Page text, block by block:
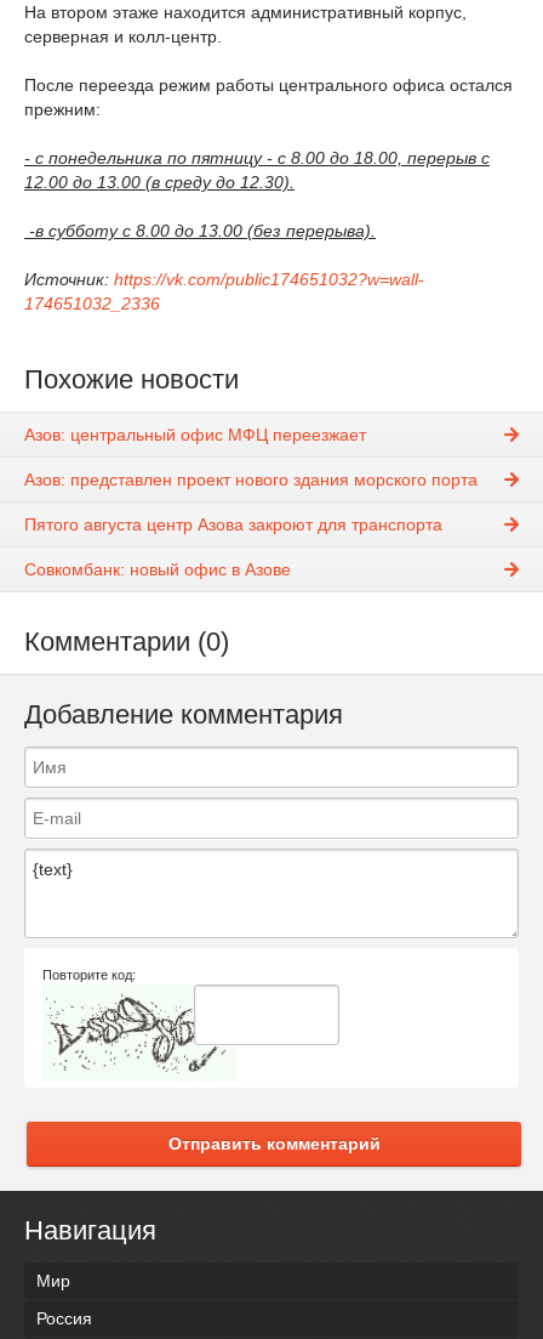
На втором этаже находится административный корпус,
серверная и колл-центр.
После переезда режим работы центрального офиса остался
прежним:
- с понедельника по пятницу - с 8.00 до 18.00, перерыв с
12.00 до 13.00 (в среду до 12.30).
-в субботу с 8.00 до 13.00 (без перерыва).
Источник: https://vk.com/public174651032?w=wall-
174651032_2336
Похожие новости
Азов: центральный офис МФЦ переезжает
Азов: представлен проект нового здания морского порта
Пятого августа центр Азова закроют для транспорта
Совкомбанк: новый офис в Азове
Комментарии (0)
Добавление комментария
Повторите код:
Отправить комментарий
Навигация
Мир
Россия